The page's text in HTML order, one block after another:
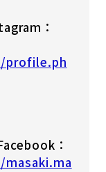
：
profile.ph
：